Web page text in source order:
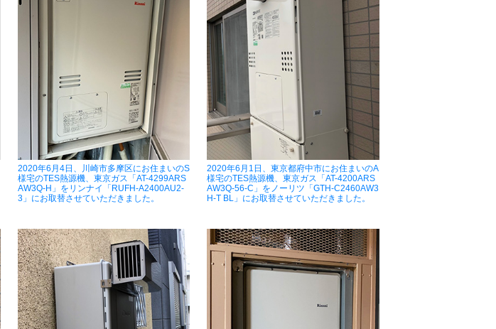
2020年6月4日、川崎市多摩区にお住まいのS
様宅のTES熱源機、東京ガス「AT-4299ARS
AW3Q-H」をリンナイ「RUFH-A2400AU2-
3」にお取替させていただきました。
2020年6月1日、東京都府中市にお住まいのA
様宅のTES熱源機、東京ガス「AT-4200ARS
AW3Q-56-C」をノーリツ「GTH-C2460AW3
H-T BL」にお取替させていただきました。